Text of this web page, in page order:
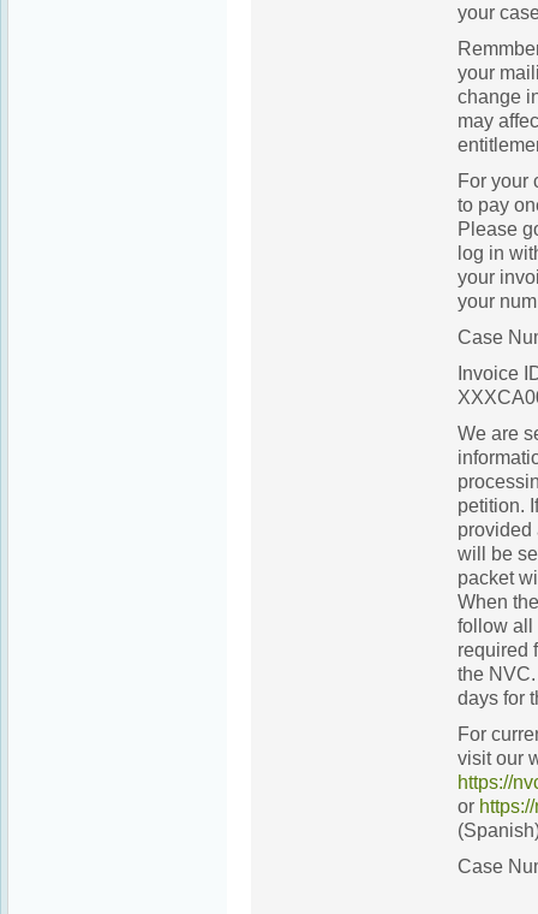
your
your
change
may
For your
to pay
Please
log in
your
your
Case
Invoice
We are
petition.
provided
will be
packet
When
follow all
required
the
days for
For
visit our
https://
or
Case